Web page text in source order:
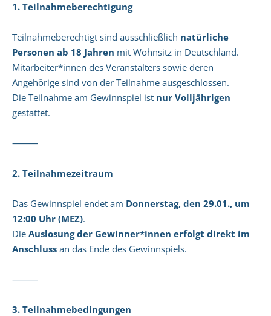
1. Teilnahmeberechtigung
Teilnahmeberechtigt sind ausschließlich natürliche
Personen ab 18 Jahren mit Wohnsitz in Deutschland.
Mitarbeiter*innen des Veranstalters sowie deren
Angehörige sind von der Teilnahme ausgeschlossen.
Die Teilnahme am Gewinnspiel ist nur Volljährigen
gestattet.
⸻
2. Teilnahmezeitraum
Das Gewinnspiel endet am Donnerstag, den 29.01., um
12:00 Uhr (MEZ).
Die Auslosung der Gewinner*innen erfolgt direkt im
Anschluss an das Ende des Gewinnspiels.
⸻
3. Teilnahmebedingungen